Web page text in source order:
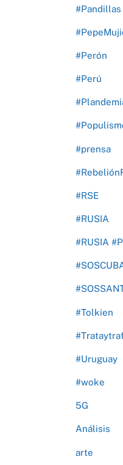
#Pandillas
#Perón
#Perú
#prensa
#RSE
#RUSIA
#RUSIA
#Tolkien
#Uruguay
#woke
5G
Análisis
arte